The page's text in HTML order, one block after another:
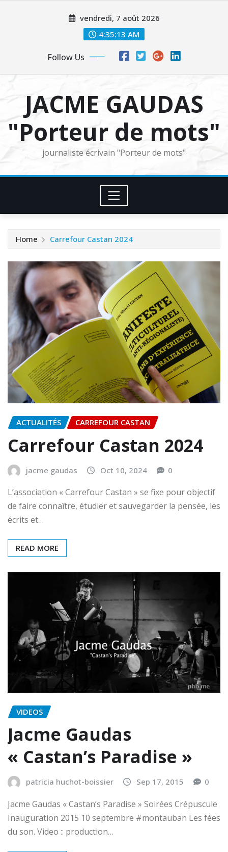
vendredi, 7 août 2026
4:35:14 AM
Follow Us
JACME GAUDAS
"Porteur de mots"
journaliste écrivain "Porteur de mots"
Home Carrefour Castan 2024
ACTUALITÉS CARREFOUR CASTAN
Carrefour Castan 2024
jacme gaudas Oct 10, 2024 0
L’association « Carrefour Castan » se fixe pour objectif
de faire connaître, étudier et sauvegarder la pensée, les
écrits et…
READ MORE
VIDEOS
Jacme Gaudas
« Castan’s Paradise »
patricia huchot-boissier Sep 17, 2015 0
Jacme Gaudas « Castan’s Paradise » Soirées Crépuscule
Inauguration 2015 10 septembre ‪#‎montauban‬ Les fées
du son. Video :: production…